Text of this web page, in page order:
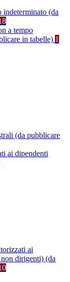
indeterminato (da
a tempo
in tabelle) 1
(da pubblicare
ai dipendenti
ai
dirigenti) (da